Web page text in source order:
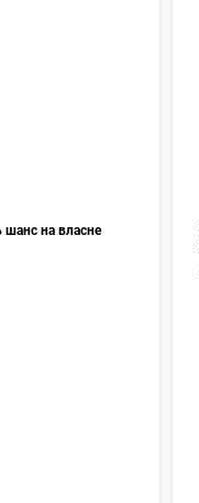
шанс на власне